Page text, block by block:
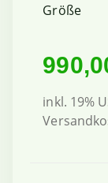
Größe
inkl. 19%